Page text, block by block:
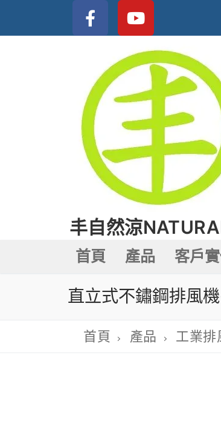
丰自然涼
首頁 產品 客戶實
直立式不鏽鋼排風
首頁 產品 工業排